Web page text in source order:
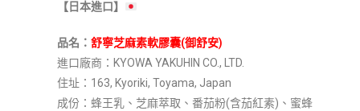
【日本進口】
品名：舒寧芝麻素軟膠囊(御舒安)
進口廠商：KYOWA YAKUHIN CO., LTD.
住址：163, Kyoriki, Toyama, Japan
成份：蜂王乳、芝麻萃取、番茄粉(含茄紅素)、蜜蜂